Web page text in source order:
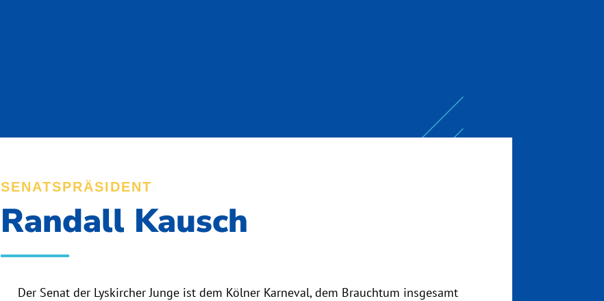
SENATSPRÄSIDENT
Randall Kausch
Der Senat der Lyskircher Junge ist dem Kölner Karneval, dem Brauchtum insgesamt